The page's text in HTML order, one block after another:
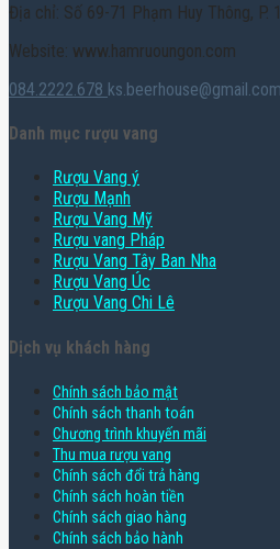
Địa chỉ: Số 69-71 Phạm Huy Thông, P.
Website: www.hamruoungon.com
084.2222.678 ks.beerhouse@gmail.com
Danh mục rượu vang
Rượu Vang ý
Rượu Mạnh
Rượu Vang Mỹ
Rượu vang Pháp
Rượu Vang Tây Ban Nha
Rượu Vang Úc
Rượu Vang Chi Lê
Dịch vụ khách hàng
Chính sách bảo mật
Chính sách thanh toán
Chương trình khuyến mãi
Thu mua rượu vang
Chính sách đổi trả hàng
Chính sách hoàn tiền
Chính sách giao hàng
Chính sách bảo hành